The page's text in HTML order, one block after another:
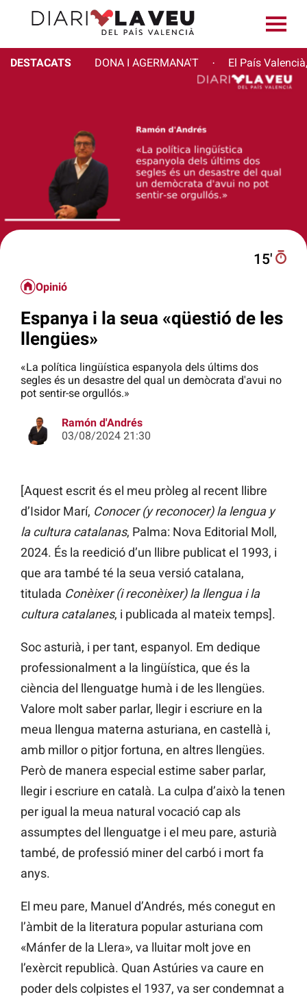
DESTACATS DONA I AGERMANA'T · El País
15′
Opinió
Espanya i la seua «qüestió de les
llengües»
«La política lingüística espanyola dels últims dos
segles és un desastre del qual un demòcrata d'avui no
pot sentir-se orgullós.»
Ramón d'Andrés
03/08/2024 21:30
[Aquest escrit és el meu pròleg al recent llibre
d’Isidor Marí, Conocer (y reconocer) la lengua y
la cultura catalanas, Palma: Nova Editorial Moll,
2024. És la reedició d’un llibre publicat el 1993, i
que ara també té la seua versió catalana,
titulada Conèixer (i reconèixer) la llengua i la
cultura catalanes, i publicada al mateix temps].
Soc asturià, i per tant, espanyol. Em dedique
professionalment a la lingüística, que és la
ciència del llenguatge humà i de les llengües.
Valore molt saber parlar, llegir i escriure en la
meua llengua materna asturiana, en castellà i,
amb millor o pitjor fortuna, en altres llengües.
Però de manera especial estime saber parlar,
llegir i escriure en català. La culpa d’això la tenen
per igual la meua natural vocació cap als
assumptes del llenguatge i el meu pare, asturià
també, de professió miner del carbó i mort fa
anys.
El meu pare, Manuel d’Andrés, més conegut en
l’àmbit de la literatura popular asturiana com
«Mánfer de la Llera», va lluitar molt jove en
l’exèrcit republicà. Quan Astúries va caure en
poder dels colpistes el 1937, va ser condemnat a